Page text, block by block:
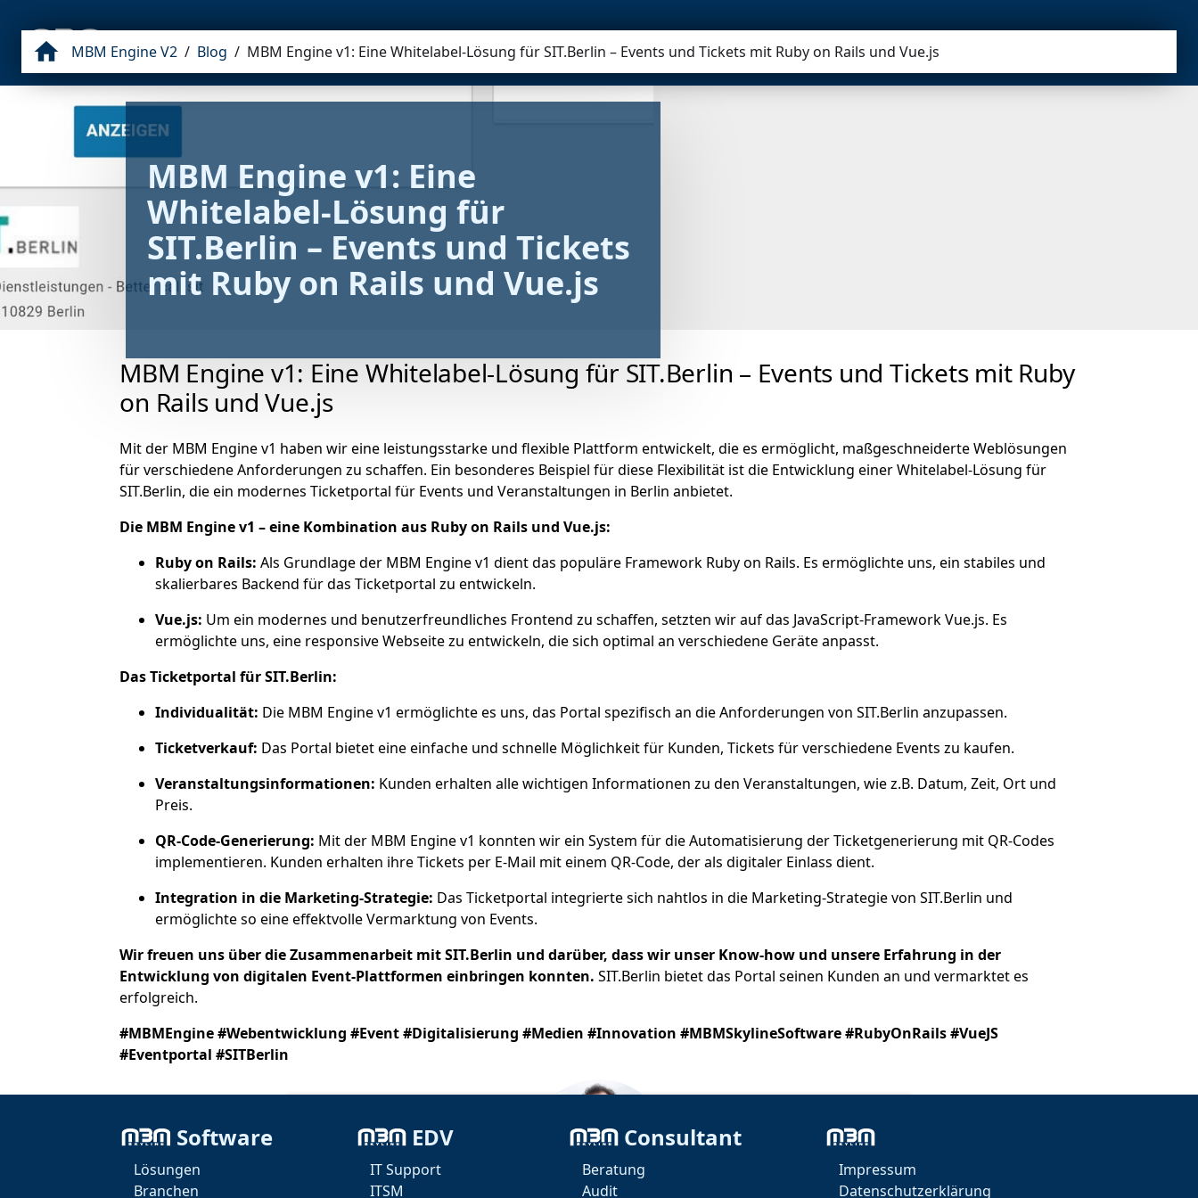
NEWS BLOG WEB INTRANET AGENT PORTAL ROADMAP
MBM Engine V2 / Blog / MBM Engine v1: Eine Whitelabel-Lösung für SIT.Berlin – Events und Tickets mit Ruby on Rails und Vue.js
MBM Engine v1: Eine
Whitelabel-Lösung für
SIT.Berlin – Events und Tickets
mit Ruby on Rails und Vue.js
MBM Engine v1: Eine Whitelabel-Lösung für SIT.Berlin – Events und Tickets mit Ruby
on Rails und Vue.js
Mit der MBM Engine v1 haben wir eine leistungsstarke und flexible Plattform entwickelt, die es ermöglicht, maßgeschneiderte Weblösungen
für verschiedene Anforderungen zu schaffen. Ein besonderes Beispiel für diese Flexibilität ist die Entwicklung einer Whitelabel-Lösung für
SIT.Berlin, die ein modernes Ticketportal für Events und Veranstaltungen in Berlin anbietet.
Die MBM Engine v1 – eine Kombination aus Ruby on Rails und Vue.js:
Ruby on Rails: Als Grundlage der MBM Engine v1 dient das populäre Framework Ruby on Rails. Es ermöglichte uns, ein stabiles und
skalierbares Backend für das Ticketportal zu entwickeln.
Vue.js: Um ein modernes und benutzerfreundliches Frontend zu schaffen, setzten wir auf das JavaScript-Framework Vue.js. Es
ermöglichte uns, eine responsive Webseite zu entwickeln, die sich optimal an verschiedene Geräte anpasst.
Das Ticketportal für SIT.Berlin:
Individualität: Die MBM Engine v1 ermöglichte es uns, das Portal spezifisch an die Anforderungen von SIT.Berlin anzupassen.
Ticketverkauf: Das Portal bietet eine einfache und schnelle Möglichkeit für Kunden, Tickets für verschiedene Events zu kaufen.
Veranstaltungsinformationen: Kunden erhalten alle wichtigen Informationen zu den Veranstaltungen, wie z.B. Datum, Zeit, Ort und
Preis.
QR-Code-Generierung: Mit der MBM Engine v1 konnten wir ein System für die Automatisierung der Ticketgenerierung mit QR-Codes
implementieren. Kunden erhalten ihre Tickets per E-Mail mit einem QR-Code, der als digitaler Einlass dient.
Integration in die Marketing-Strategie: Das Ticketportal integrierte sich nahtlos in die Marketing-Strategie von SIT.Berlin und
ermöglichte so eine effektvolle Vermarktung von Events.
Wir freuen uns über die Zusammenarbeit mit SIT.Berlin und darüber, dass wir unser Know-how und unsere Erfahrung in der
Entwicklung von digitalen Event-Plattformen einbringen konnten. SIT.Berlin bietet das Portal seinen Kunden an und vermarktet es
erfolgreich.
#MBMEngine #Webentwicklung #Event #Digitalisierung #Medien #Innovation #MBMSkylineSoftware #RubyOnRails #VueJS
#Eventportal #SITBerlin
Software
Lösungen
Branchen
EDV
IT Support
ITSM
Consultant
Beratung
Audit
Impressum
Datenschutzerklärung